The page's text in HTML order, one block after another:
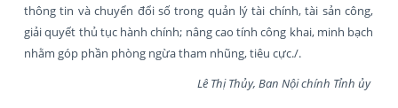
thông tin và chuyển đổi số trong quản lý tài chính, tài sản công,
giải quyết thủ tục hành chính; nâng cao tính công khai, minh bạch
nhằm góp phần phòng ngừa tham nhũng, tiêu cực./.
Lê Thị Thủy, Ban Nội chính Tỉnh ủy